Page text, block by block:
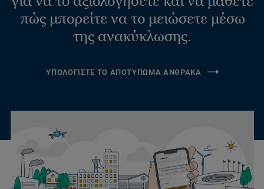
πώς μπορείτε να το μειώσετε μέσω
της ανακύκλωσης.
ΥΠΟΛΟΓΙΣΤΕ ΤΟ ΑΠΟΤΥΠΩΜΑ ΑΝΘΡΑΚΑ